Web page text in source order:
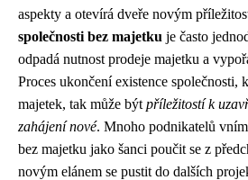
aspekty a otevírá dveře novým
společnosti bez majetku je často
odpadá nutnost prodeje majetku a
Proces ukončení existence společnosti,
majetek, tak může být příležitostí k
zahájení nové. Mnoho podnikatelů
bez majetku jako šanci poučit se z
novým elánem se pustit do dalších